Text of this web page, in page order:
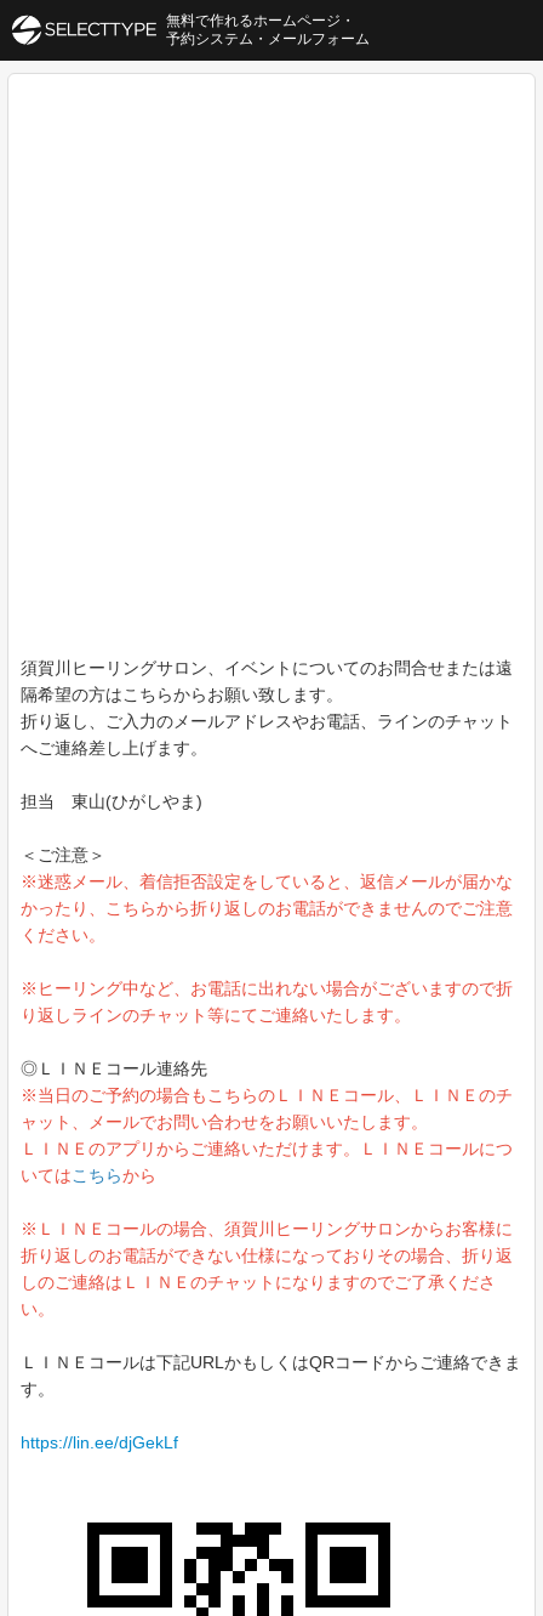
須賀川ヒーリングサロン、イベントについてのお問合せまたは遠
隔希望の方はこちらからお願い致します。
折り返し、ご入力のメールアドレスやお電話、ラインのチャット
へご連絡差し上げます。
担当 東山(ひがしやま)
＜ご注意＞
※迷惑メール、着信拒否設定をしていると、返信メールが届かな
かったり、こちらから折り返しのお電話ができませんのでご注意
ください。
※ヒーリング中など、お電話に出れない場合がございますので折
り返しラインのチャット等にてご連絡いたします。
◎ＬＩＮＥコール連絡先
※当日のご予約の場合もこちらのＬＩＮＥコール、ＬＩＮＥのチ
ャット、メールでお問い合わせをお願いいたします。
ＬＩＮＥのアプリからご連絡いただけます。ＬＩＮＥコールにつ
いてはこちらから
※ＬＩＮＥコールの場合、須賀川ヒーリングサロンからお客様に
折り返しのお電話ができない仕様になっておりその場合、折り返
しのご連絡はＬＩＮＥのチャットになりますのでご了承くださ
い。
ＬＩＮＥコールは下記URLかもしくはQRコードからご連絡できま
す。
https://lin.ee/djGekLf
無料で作れるホームページ・
予約システム・メールフォーム